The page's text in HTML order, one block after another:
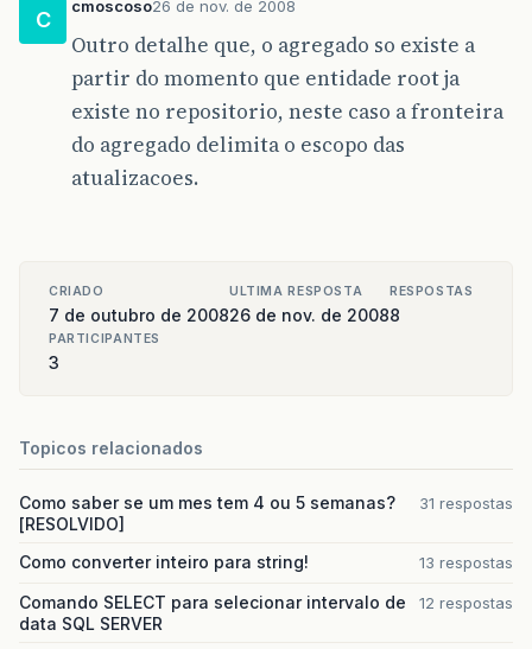
C
cmoscoso26 de nov. de 2008
Outro detalhe que, o agregado so existe a
partir do momento que entidade root ja
existe no repositorio, neste caso a fronteira
do agregado delimita o escopo das
atualizacoes.
CRIADO
7 de outubro de 2008
ULTIMA RESPOSTA
26 de nov. de 2008
RESPOSTAS
8
PARTICIPANTES
3
Topicos relacionados
Como saber se um mes tem 4 ou 5 semanas?
[RESOLVIDO]
31 respostas
Como converter inteiro para string! 13 respostas
Comando SELECT para selecionar intervalo de
data SQL SERVER
12 respostas